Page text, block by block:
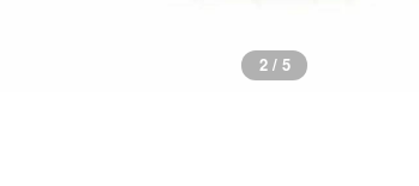
2 / 5